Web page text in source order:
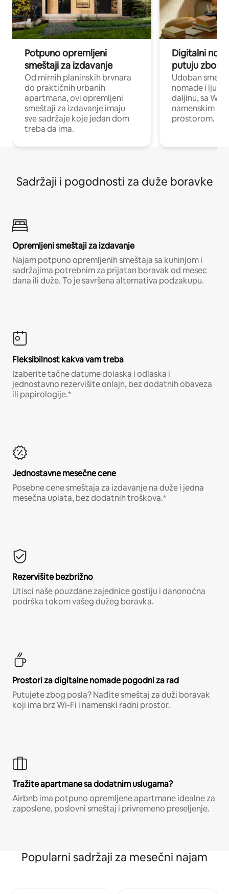
Potpuno opremljeni
smeštaji za izdavanje
Od mirnih planinskih brvnara
do praktičnih urbanih
apartmana, ovi opremljeni
smeštaji za izdavanje imaju
sve sadržaje koje jedan dom
treba da ima.
Digitalni
putuju zbog
Udoban
nomade i ljude
daljinu, sa Wi-
namenskim
prostorom.
Sadržaji i pogodnosti za duže boravke
Opremljeni smeštaji za izdavanje
Najam potpuno opremljenih smeštaja sa kuhinjom i
sadržajima potrebnim za prijatan boravak od mesec
dana ili duže. To je savršena alternativa podzakupu.
Fleksibilnost kakva vam treba
Izaberite tačne datume dolaska i odlaska i
jednostavno rezervišite onlajn, bez dodatnih obaveza
ili papirologije.*
Jednostavne mesečne cene
Posebne cene smeštaja za izdavanje na duže i jedna
mesečna uplata, bez dodatnih troškova.*
Rezervišite bezbrižno
Utisci naše pouzdane zajednice gostiju i danonoćna
podrška tokom vašeg dužeg boravka.
Prostori za digitalne nomade pogodni za rad
Putujete zbog posla? Nađite smeštaj za duži boravak
koji ima brz Wi-Fi i namenski radni prostor.
Tražite apartmane sa dodatnim uslugama?
Airbnb ima potpuno opremljene apartmane idealne za
zaposlene, poslovni smeštaj i privremeno preseljenje.
Popularni sadržaji za mesečni najam